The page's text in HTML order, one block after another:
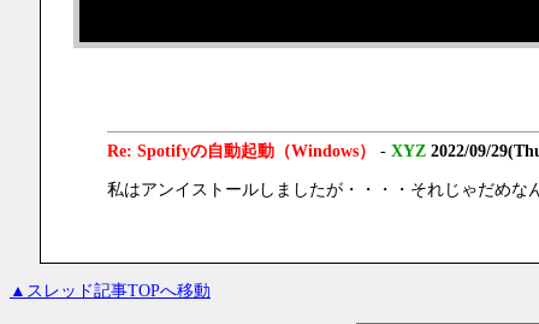
Re: Spotifyの自動起動（Windows） - XYZ 2022/09/
私はアンイストールしましたが・・・・それじゃだめな
▲スレッド記事TOPへ移動